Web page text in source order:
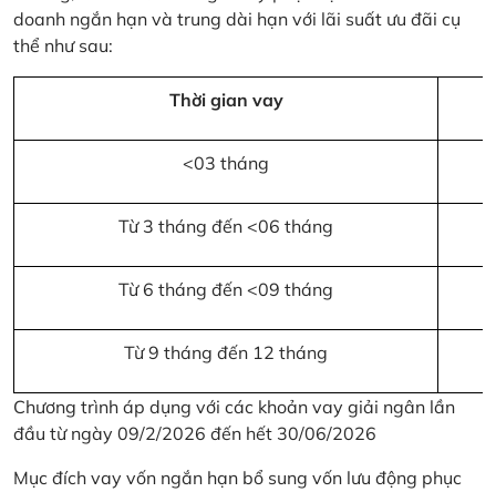
doanh ngắn hạn và trung dài hạn với lãi suất ưu đãi cụ
thể như sau:
Thời gian vay
<03 tháng
Từ 3 tháng đến <06 tháng
Từ 6 tháng đến <09 tháng
Từ 9 tháng đến 12 tháng
Chương trình áp dụng với các khoản vay giải ngân lần
đầu từ ngày 09/2/2026 đến hết 30/06/2026
Mục đích vay vốn ngắn hạn bổ sung vốn lưu động phục